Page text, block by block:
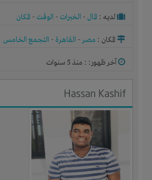
لديـه : المال - الخبرات - الوقت - المكان
المكان : مصر- القاهرة - التجمع الخامس
آخر ظهور: : منذ 5 سنوات
Hassan Kashif